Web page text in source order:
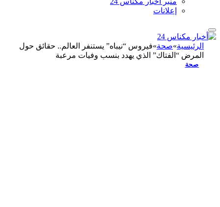
إعلانات
الرئيسية»صحة»فيروس “نيباه” يستنفر العالم.. حقائق حول
المرض “الفتاك” الذي يهدد بنسب وفيات مرعبة
صحة